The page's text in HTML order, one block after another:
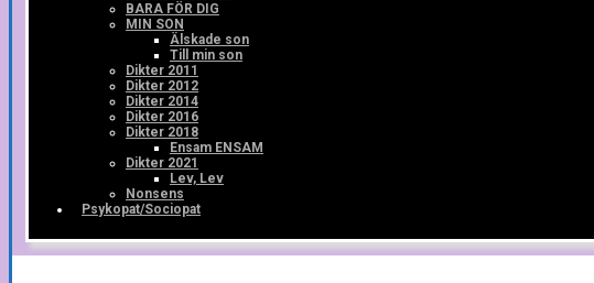
BARA FÖR DIG
MIN SON
Älskade son
Till min son
Dikter 2011
Dikter 2012
Dikter 2014
Dikter 2016
Dikter 2018
Ensam ENSAM
Dikter 2021
Lev, Lev
Nonsens
Psykopat/Sociopat